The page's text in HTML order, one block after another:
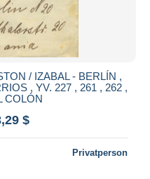
/ IZABAL - BERLÍN ,
, YV. 227 , 261 , 262 ,
COLÓN
$
Privatperson